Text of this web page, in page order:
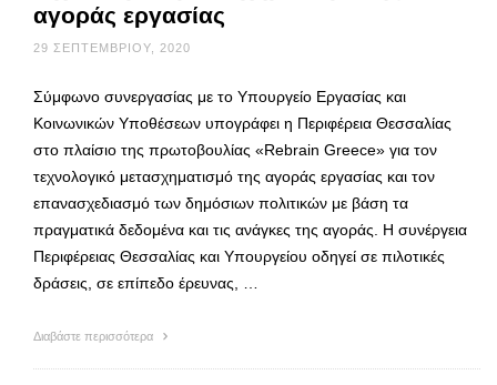
αγοράς εργασίας
29 ΣΕΠΤΕΜΒΡΊΟΥ, 2020
Σύμφωνο συνεργασίας με το Υπουργείο Εργασίας και
Κοινωνικών Υποθέσεων υπογράφει η Περιφέρεια Θεσσαλίας
στο πλαίσιο της πρωτοβουλίας «Rebrain Greece» για τον
τεχνολογικό μετασχηματισμό της αγοράς εργασίας και τον
επανασχεδιασμό των δημόσιων πολιτικών με βάση τα
πραγματικά δεδομένα και τις ανάγκες της αγοράς. Η συνέργεια
Περιφέρειας Θεσσαλίας και Υπουργείου οδηγεί σε πιλοτικές
δράσεις, σε επίπεδο έρευνας, …
Διαβάστε περισσότερα